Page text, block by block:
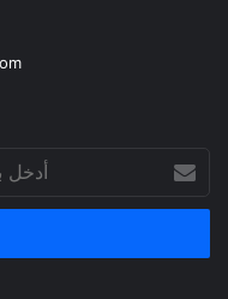
أدخل
بريدك
الإلكتروني